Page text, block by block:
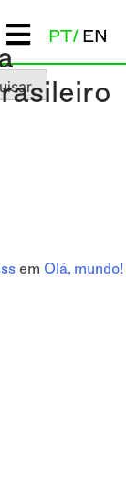
PT EN
garde na Bahia
em Olá, mundo!